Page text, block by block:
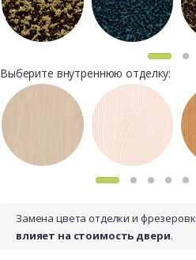
Выберите внутреннюю отделку:
Замена цвета отделки и
влияет на стоимость двери.